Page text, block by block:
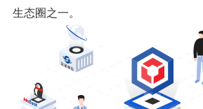
生态圈之一。